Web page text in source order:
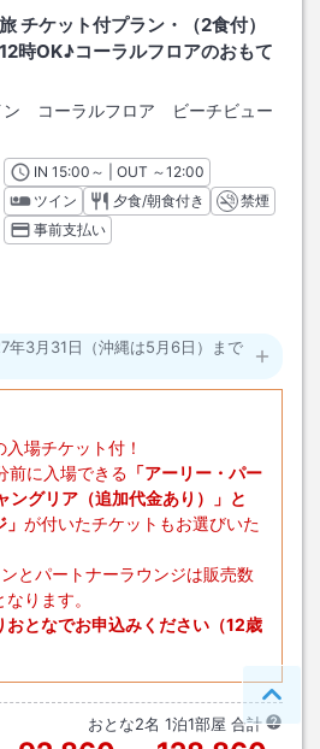
チケット付プラン・（2食付）
時OK♪コーラルフロアのおもて
ン コーラルフロア ビーチビュー
INチェックイン
15:00 ～ | OUT チェックアウト
～12:00
ツイン
夕食/朝食付き
禁煙
事前支払い
3月31日（沖縄は5月6日）まで
入場チケット付！
前に入場できる 「アーリー・パー
ングリア（追加代金あり）」と
が付いたチケットもお選びいた
とパートナーラウンジは販売数
ります。
となでお申込みください（12歳
おとな2名 1泊1部屋 合計
ペー